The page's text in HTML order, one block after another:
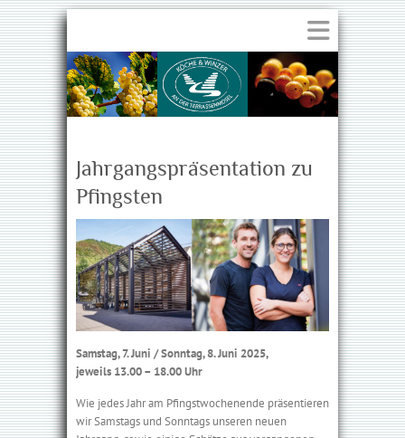
Jahrgangspräsentation zu
Pfingsten
Samstag, 7. Juni / Sonntag, 8. Juni 2025,
jeweils 13.00 – 18.00 Uhr
Wie jedes Jahr am Pfingstwochenende präsentieren
wir Samstags und Sonntags unseren neuen